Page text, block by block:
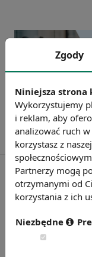
sedlak.pl
wynagrodzenia.pl
Zgody
Niniejsza strona
Wykorzystujemy
i reklam, aby
analizować ruch
korzystasz z
Partnerzy mogą
otrzymanymi od
korzystania z ich
Niezbędne